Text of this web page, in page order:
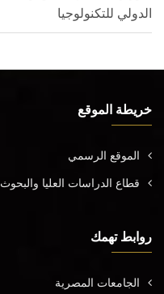
الدولي للتكنولوجيا
خريطة الموقع
الموقع الرسمي
قطاع الدراسات العليا والبحوث
روابط تهمك
الجامعات المصرية